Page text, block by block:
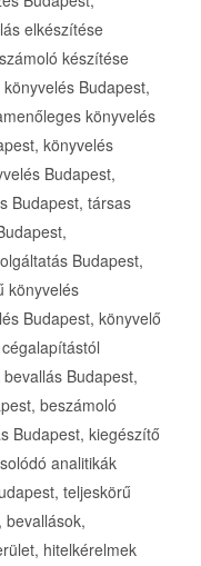
elkészítése
készítése
Budapest,
könyvelés
könyvelés
Budapest,
Budapest, társas
Budapest,
könyvelés
Budapest, könyvelő
Budapest,
beszámoló
Budapest, kiegészítő
analitikák
teljeskörű
bevallások,
hitelkérelmek